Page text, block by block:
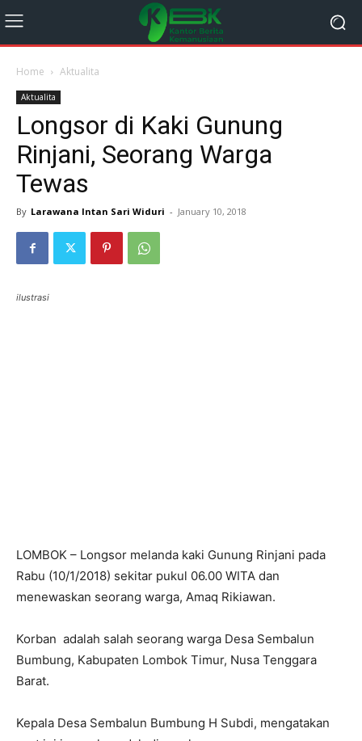
Home Aktualita
Aktualita
Longsor di Kaki Gunung
Rinjani, Seorang Warga
Tewas
By Larawana Intan Sari Widuri - January 10, 2018
ilustrasi
LOMBOK – Longsor melanda kaki Gunung Rinjani pada
Rabu (10/1/2018) sekitar pukul 06.00 WITA dan
menewaskan seorang warga, Amaq Rikiawan.
Korban adalah salah seorang warga Desa Sembalun
Bumbung, Kabupaten Lombok Timur, Nusa Tenggara
Barat.
Kepala Desa Sembalun Bumbung H Subdi, mengatakan